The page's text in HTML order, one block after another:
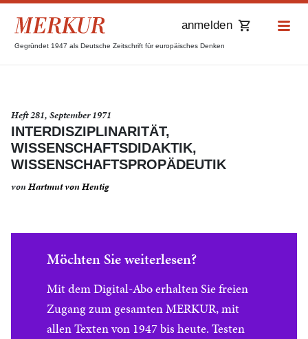
Gegründet 1947 als Deutsche Zeitschrift für europäisches Denken
anmelden
Heft 281, September 1971
INTERDISZIPLINARITÄT,
WISSENSCHAFTSDIDAKTIK,
WISSENSCHAFTSPROPÄDEUTIK
vonHartmut von Hentig
Möchten Sie weiterlesen?
Mit dem Digital-Abo erhalten Sie freien
Zugang zum gesamten MERKUR, mit
allen Texten von 1947 bis heute. Testen